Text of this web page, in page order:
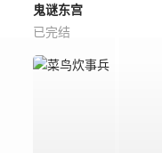
鬼谜东宫
已完结